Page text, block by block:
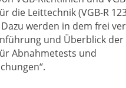
die Leittechnik (VGB-R
werden in dem frei
und Überblick der
Abnahmetests und